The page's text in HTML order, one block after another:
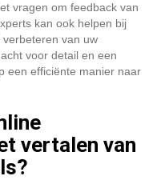
vragen om feedback van
kan ook helpen bij
van uw
voor detail en een
een efficiënte manier naar
vertalen van